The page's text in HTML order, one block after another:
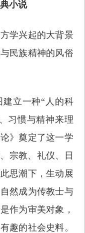
小说
学兴起的大背景
民族精神的风俗
建立一种“人的科
习惯与精神来理
》奠定了这一学
宗教、礼仪、日
思潮下，生动展
然成为传教士与
作为审美对象，
趣的社会史料。